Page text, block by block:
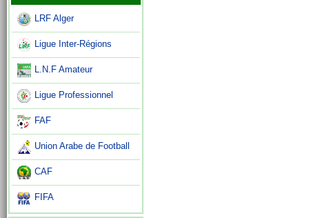
LRF Alger
Ligue Inter-Régions
L.N.F Amateur
Ligue Professionnel
FAF
Union Arabe de Football
CAF
FIFA